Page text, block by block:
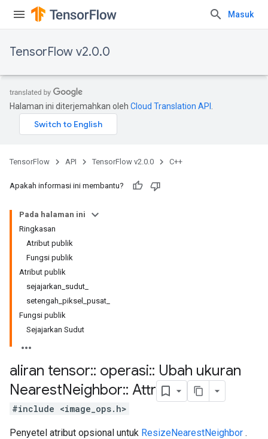
Masuk
TensorFlow v2.0.0
Halaman ini diterjemahkan oleh Cloud Translation API
TensorFlow API TensorFlow v2.0.0 C++
Apakah informasi ini membantu?
Pada halaman ini
Ringkasan
Atribut publik
Fungsi publik
Atribut publik
sejajarkan_sudut_
setengah_piksel_pusat_
Fungsi publik
Sejajarkan Sudut
aliran tensor:: operasi:: Ubah ukuran
NearestNeighbor:: Attr
#include <image_ops.h>
Penyetel atribut opsional untuk ResizeNearestNeighbor .